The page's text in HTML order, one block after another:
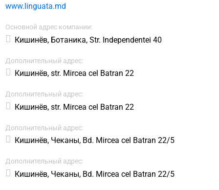
www.linguata.md
Основной адрес компании:
Кишинёв, Ботаника, Str. Independentei 40
Дополнительный адрес:
Кишинёв, str. Mircea cel Batran 22
Дополнительный адрес:
Кишинёв, str. Mircea cel Batran 22
Дополнительный адрес:
Кишинёв, Чеканы, Bd. Mircea cel Batran 22/5
Дополнительный адрес:
Кишинёв, Чеканы, Bd. Mircea cel Batran 22/5